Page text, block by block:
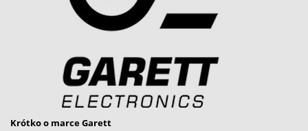
Krótko o marce Garett